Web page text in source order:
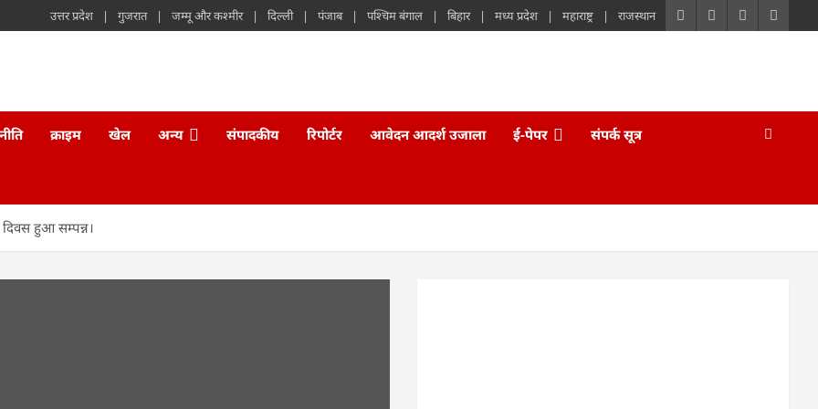
उत्तर प्रदेश गुजरात जम्मू और कश्मीर दिल्ली पंजाब पश्चिम बंगाल बिहार मध्य प्रदेश महाराष्ट्र राजस्थान
क्राइम खेल अन्य संपादकीय रिपोर्टर आवेदन आदर्श उजाला ई-पेपर संपर्क सूत्र
हुआ सम्पन्न।